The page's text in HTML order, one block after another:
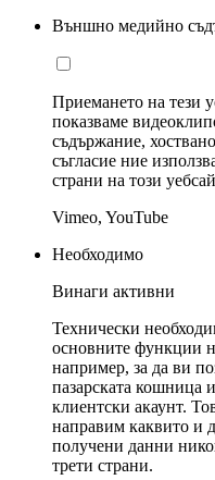
Външно медийно
Приемането на тези
показваме
съдържание,
съгласие ние
страни на този
Vimeo, YouTube
Необходимо
Винаги активни
Технически
основните функции
например, за да ви
пазарската кошница
клиентски акаунт.
направим каквито и
получени данни
трети страни.